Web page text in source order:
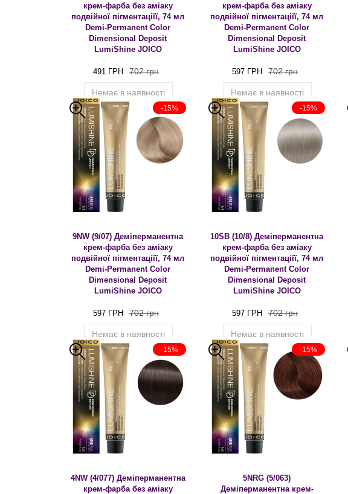
крем-фарба без аміаку
подвійної пігментаціїї, 74 мл
Demi-Permanent Color
Dimensional Deposit
LumiShine JOICO
491 ГРН 702 грн
Немає в наявності
крем-фарба без аміаку
подвійної пігментаціїї, 74 мл
Demi-Permanent Color
Dimensional Deposit
LumiShine JOICO
597 ГРН 702 грн
Немає в наявності
-15%
9NW (9/07) Деміперманентна
крем-фарба без аміаку
подвійної пігментаціїї, 74 мл
Demi-Permanent Color
Dimensional Deposit
LumiShine JOICO
597 ГРН 702 грн
Немає в наявності
-15%
10SB (10/8) Деміперманентна
крем-фарба без аміаку
подвійної пігментаціїї, 74 мл
Demi-Permanent Color
Dimensional Deposit
LumiShine JOICO
597 ГРН 702 грн
Немає в наявності
-15%
4NW (4/077) Деміперманентна
крем-фарба без аміаку
-15%
5NRG (5/063)
Деміперманентна крем-